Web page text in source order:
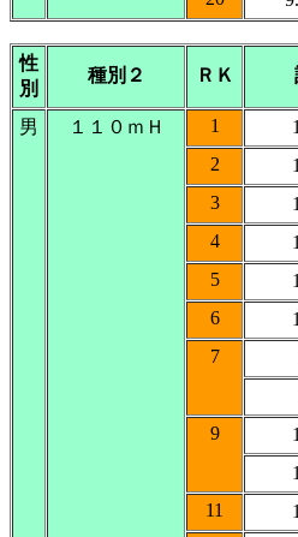
性
別
種別２ ＲＫ
男 １１０ｍＨ 1
2
3
4
5
6
7
9
11